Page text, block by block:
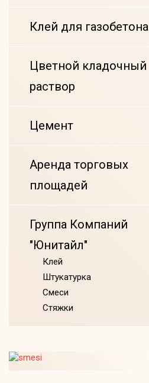
Клей для газобетона
Цветной кладочный
раствор
Цемент
Аренда торговых
площадей
Группа Компаний
"Юнитайл"
Клей
Штукатурка
Смеси
Стяжки